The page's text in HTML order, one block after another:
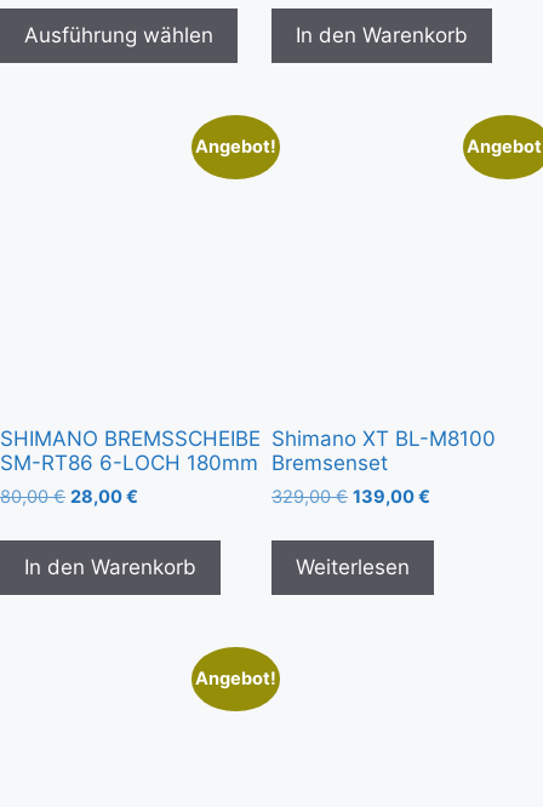
Ausführung wählen In den Warenkorb
Angebot!
SHIMANO BREMSSCHEIBE
SM-RT86 6-LOCH 180mm
80,00€ 28,00€
In den Warenkorb
Shimano XT BL-M8100
Bremsenset
329,00€ 139,00€
Weiterlesen
Angebot!